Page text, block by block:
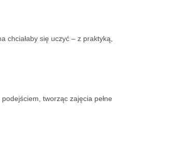
chciałaby się uczyć – z praktyką,
tworząc zajęcia pełne